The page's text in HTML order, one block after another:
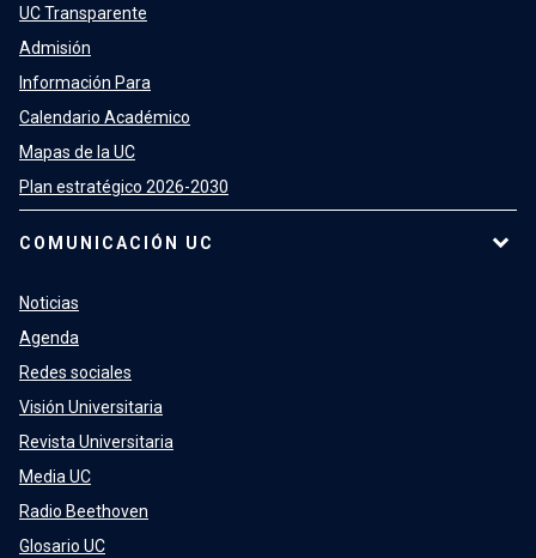
UC Transparente
Admisión
Información Para
Calendario Académico
Mapas de la UC
Plan estratégico 2026-2030
COMUNICACIÓN UC
Noticias
Agenda
Redes sociales
Visión Universitaria
Revista Universitaria
Media UC
Radio Beethoven
Glosario UC